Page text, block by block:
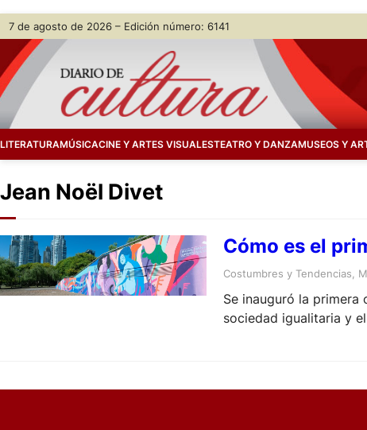
Skip
content
7 de agosto de 2026 – Edición número: 6141
LITERATURAMÚSICACINE Y ARTES VISUALESTEATRO Y DANZAMUSEOS Y
Jean Noël Divet
Cómo es el
Costumbres y Tendencias
Se inauguró la primera
sociedad igualitaria y